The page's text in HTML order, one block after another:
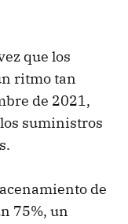
que los
ritmo tan
de 2021,
suministros
de
75%, un